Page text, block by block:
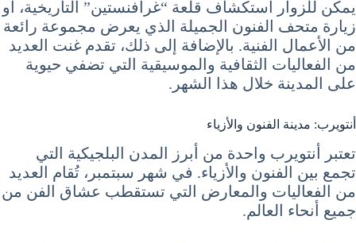
يمكن للزوار استكشاف قلعة “غرافنستين” التاريخية، أو
زيارة متحف الفنون الجميلة الذي يعرض مجموعة رائعة
من الأعمال الفنية. بالإضافة إلى ذلك، تقدم غنت العديد
من الفعاليات الثقافية والموسيقية التي تضفي حيوية
على المدينة خلال هذا الشهر.
أنتويرب: مدينة الفنون والأزياء
تعتبر أنتويرب واحدة من أبرز المدن البلجيكية التي
تجمع بين الفنون والأزياء. في شهر سبتمبر، تُقام العديد
من الفعاليات والمعارض التي تستقطب عشاق الفن من
جميع أنحاء العالم.